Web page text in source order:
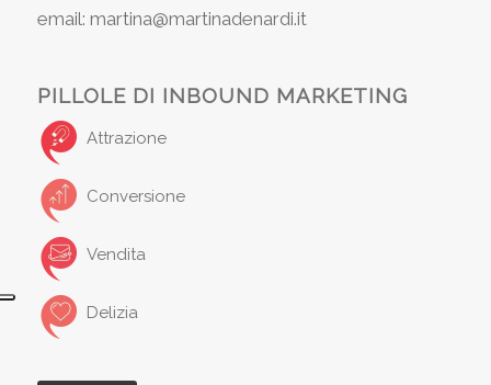
email: martina@martinadenardi.it
PILLOLE DI INBOUND MARKETING
Attrazione
Conversione
Vendita
Delizia